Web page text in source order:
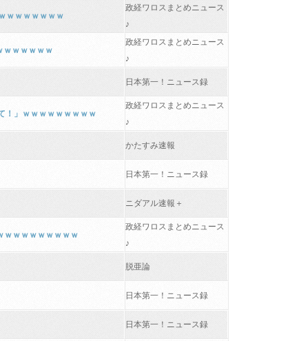
ｗｗｗｗｗｗｗ
政経ワロスまとめニュース
♪
ｗｗｗｗｗ
政経ワロスまとめニュース
♪
日本第一！ニュース録
！」ｗｗｗｗｗｗｗｗｗ
政経ワロスまとめニュース
♪
かたすみ速報
日本第一！ニュース録
ニダアル速報＋
ｗｗｗｗｗｗｗｗ
政経ワロスまとめニュース
♪
脱亜論
日本第一！ニュース録
日本第一！ニュース録